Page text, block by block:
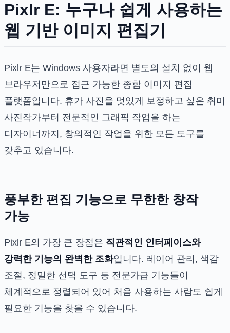
Pixlr E: 누구나 쉽게 사용하는
웹 기반 이미지 편집기
Pixlr E는 Windows 사용자라면 별도의 설치 없이 웹
브라우저만으로 접근 가능한 종합 이미지 편집
플랫폼입니다. 휴가 사진을 멋있게 보정하고 싶은 취미
사진작가부터 전문적인 그래픽 작업을 하는
디자이너까지, 창의적인 작업을 위한 모든 도구를
갖추고 있습니다.
풍부한 편집 기능으로 무한한 창작
가능
Pixlr E의 가장 큰 장점은 직관적인 인터페이스와
강력한 기능의 완벽한 조화입니다. 레이어 관리, 색감
조절, 정밀한 선택 도구 등 전문가급 기능들이
체계적으로 정렬되어 있어 처음 사용하는 사람도 쉽게
필요한 기능을 찾을 수 있습니다.